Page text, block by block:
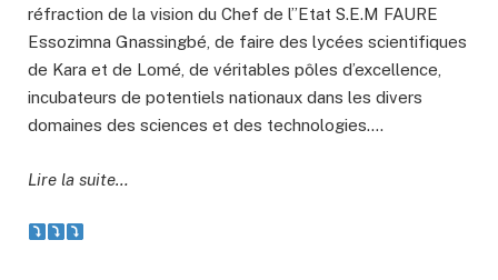
réfraction de la vision du Chef de l’’Etat S.E.M FAURE
Essozimna Gnassingbé, de faire des lycées scientifiques
de Kara et de Lomé, de véritables pôles d’excellence,
incubateurs de potentiels nationaux dans les divers
domaines des sciences et des technologies….
Lire la suite…